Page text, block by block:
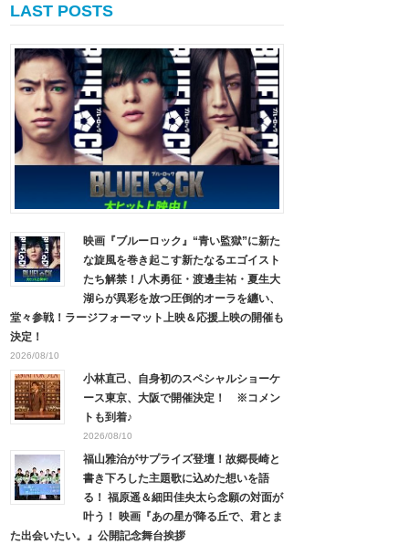
LAST POSTS
映画『ブルーロック』“青い監獄”に新た
な旋風を巻き起こす新たなるエゴイスト
たち解禁！八木勇征・渡邊圭祐・夏生大
湖らが異彩を放つ圧倒的オーラを纏い、
堂々参戦！ラージフォーマット上映＆応援上映の開催も
決定！
2026/08/10
小林直己、自身初のスペシャルショーケ
ース東京、大阪で開催決定！ ※コメン
トも到着♪
2026/08/10
福山雅治がサプライズ登壇！故郷長崎と
書き下ろした主題歌に込めた想いを語
る！ 福原遥＆細田佳央太ら念願の対面が
叶う！ 映画『あの星が降る丘で、君とま
た出会いたい。』公開記念舞台挨拶